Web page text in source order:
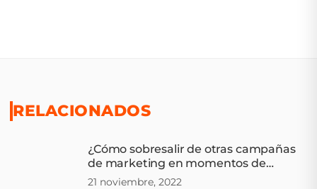
RELACIONADOS
¿Cómo sobresalir de otras campañas
de marketing en momentos de
tendencia?
21 noviembre, 2022